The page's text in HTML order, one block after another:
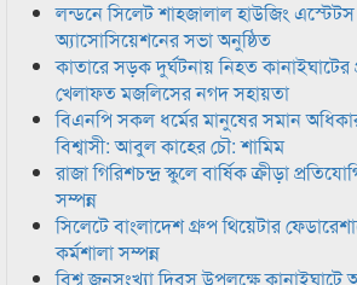
লন্ডনে সিলেট শাহজালাল হাউজিং
অ্যাসোসিয়েশনের সভা অনুষ্ঠিত
কাতারে সড়ক দুর্ঘটনায় নিহত কানাইঘাটের
খেলাফত মজলিসের নগদ সহায়তা
বিএনপি সকল ধর্মের মানুষের সমান
বিশ্বাসী: আবুল কাহের চৌ: শামিম
রাজা গিরিশচন্দ্র স্কুলে বার্ষিক ক্রীড়া
সম্পন্ন
সিলেটে বাংলাদেশ গ্রুপ থিয়েটার
কর্মশালা সম্পন্ন
বিশ্ব জনসংখ্যা দিবস উপলক্ষে